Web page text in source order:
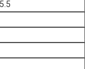
5.5 گرم